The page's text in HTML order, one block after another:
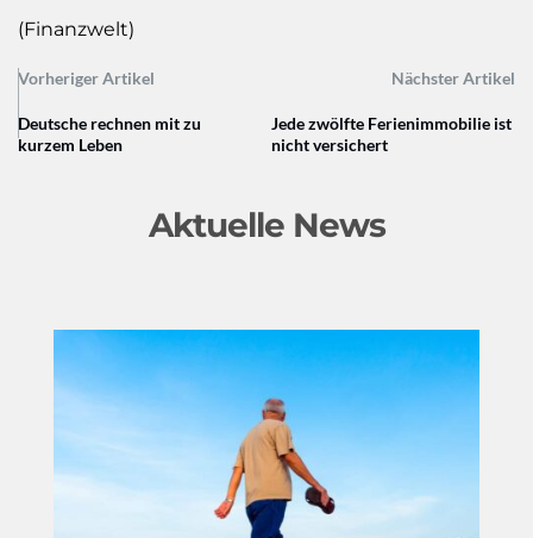
(Finanzwelt)
Vorheriger Artikel Nächster Artikel
Deutsche rechnen mit zu
kurzem Leben
Jede zwölfte Ferienimmobilie ist
nicht versichert
Aktuelle News